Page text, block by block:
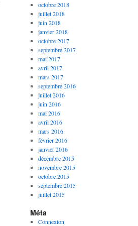
octobre 2018
juillet 2018
juin 2018
janvier 2018
octobre 2017
septembre 2017
mai 2017
avril 2017
mars 2017
septembre 2016
juillet 2016
juin 2016
mai 2016
avril 2016
mars 2016
février 2016
janvier 2016
décembre 2015
novembre 2015
octobre 2015
septembre 2015
juillet 2015
Méta
Connexion